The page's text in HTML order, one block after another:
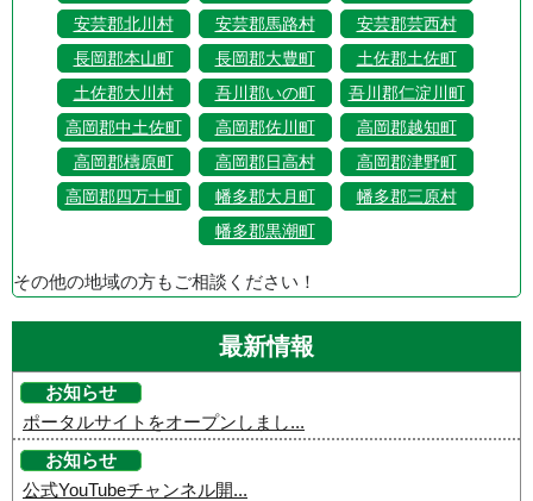
安芸郡北川村
安芸郡馬路村
安芸郡芸西村
長岡郡本山町
長岡郡大豊町
土佐郡土佐町
土佐郡大川村
吾川郡いの町
吾川郡仁淀川町
高岡郡中土佐町
高岡郡佐川町
高岡郡越知町
高岡郡檮原町
高岡郡日高村
高岡郡津野町
高岡郡四万十町
幡多郡大月町
幡多郡三原村
幡多郡黒潮町
その他の地域の方もご相談ください！
最新情報
お知らせ
ポータルサイトをオープンしまし...
お知らせ
公式YouTubeチャンネル開...